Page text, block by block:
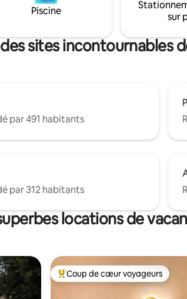
déplacement idéal pour
d Agadir
Piscine
sur
sites incontournables
par 491 habitants
par 312 habitants
locations de
appréciés Coups de cœur voyageurs les
Coup de cœur voyageurs